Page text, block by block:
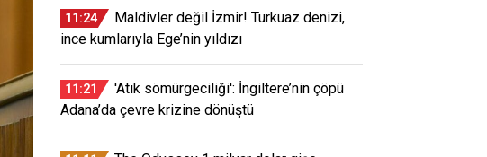
11:24
Maldivler değil İzmir! Turkuaz denizi,
ince kumlarıyla Ege’nin yıldızı
11:21
'Atık sömürgeciliği': İngiltere’nin çöpü
Adana’da çevre krizine dönüştü